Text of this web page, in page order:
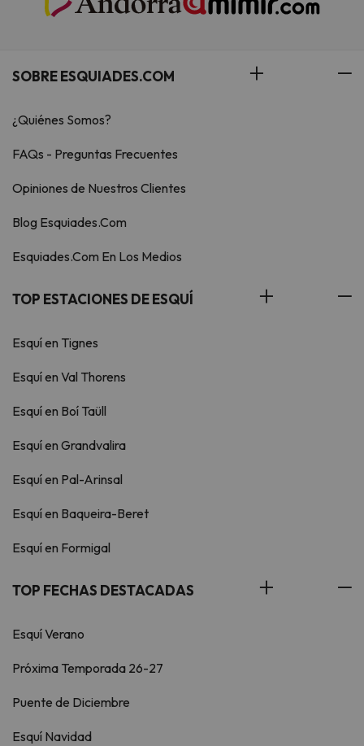
SOBRE ESQUIADES.COM
¿Quiénes Somos?
FAQs - Preguntas Frecuentes
Opiniones de Nuestros Clientes
Blog Esquiades.Com
Esquiades.Com En Los Medios
TOP ESTACIONES DE ESQUÍ
Esquí en Tignes
Esquí en Val Thorens
Esquí en Boí Taüll
Esquí en Grandvalira
Esquí en Pal-Arinsal
Esquí en Baqueira-Beret
Esquí en Formigal
TOP FECHAS DESTACADAS
Esquí Verano
Próxima Temporada 26-27
Puente de Diciembre
Esquí Navidad